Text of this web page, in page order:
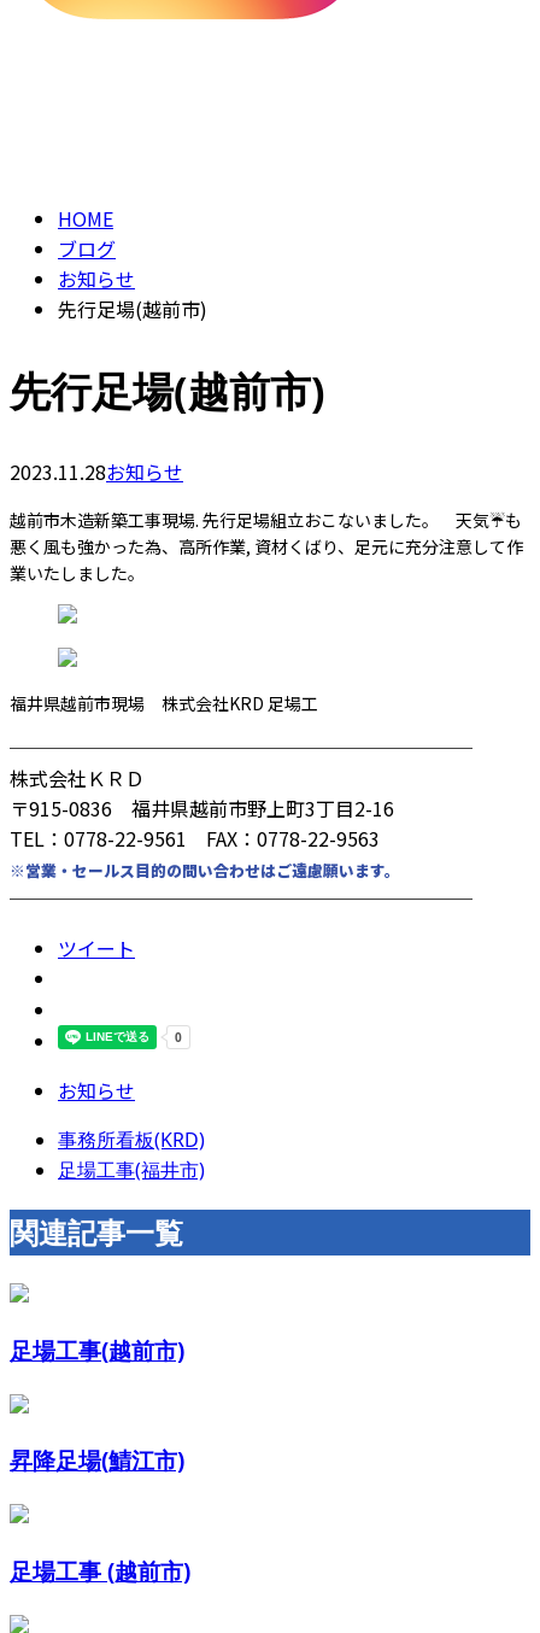
HOME
ブログ
お知らせ
先行足場(越前市)
先行足場(越前市)
2023.11.28お知らせ
越前市木造新築工事現場. 先行足場組立おこないました。 天気☔️も
悪く風も強かった為、高所作業, 資材くばり、足元に充分注意して作
業いたしました。
福井県越前市現場 株式会社KRD 足場工
────────────────────────
株式会社ＫＲＤ
〒915-0836 福井県越前市野上町3丁目2-16
TEL：0778-22-9561 FAX：0778-22-9563
※営業・セールス目的の問い合わせはご遠慮願います。
────────────────────────
ツイート
お知らせ
事務所看板(KRD)
足場工事(福井市)
関連記事一覧
足場工事(越前市)
昇降足場(鯖江市)
足場工事 (越前市)